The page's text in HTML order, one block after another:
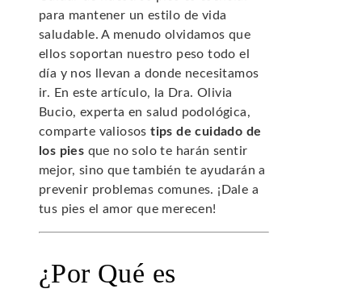
para mantener un estilo de vida
saludable. A menudo olvidamos que
ellos soportan nuestro peso todo el
día y nos llevan a donde necesitamos
ir. En este artículo, la Dra. Olivia
Bucio, experta en salud podológica,
comparte valiosostips de cuidado de
los pies que no solo te harán sentir
mejor, sino que también te ayudarán a
prevenir problemas comunes. ¡Dale a
tus pies el amor que merecen!
¿Por Qué es